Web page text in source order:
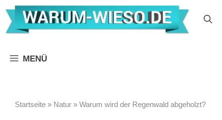
Zum
Inhalt
springen
MENÜ
Startseite » Natur » Warum wird der Regenwald abgeholzt?